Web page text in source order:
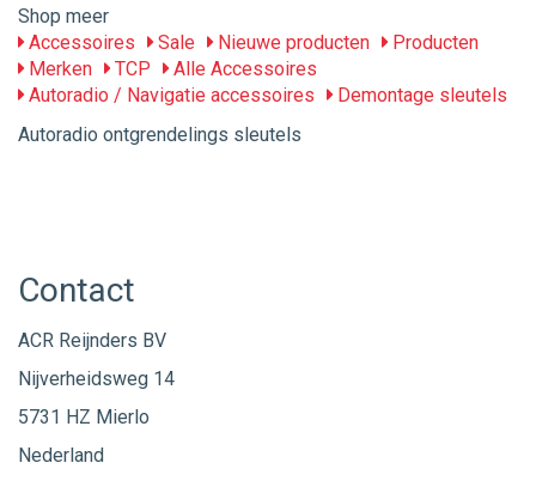
Shop meer
Accessoires
Sale Nieuwe producten
Producten
Merken
TCP
Alle Accessoires
Autoradio / Navigatie accessoires
Demontage sleutels
Autoradio ontgrendelings sleutels
Contact
ACR Reijnders BV
Nijverheidsweg 14
5731 HZ Mierlo
Nederland